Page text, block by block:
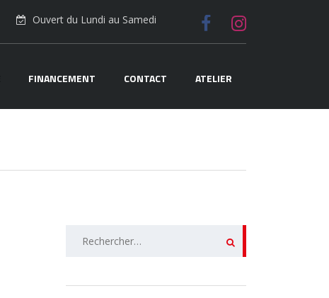
Ouvert du Lundi au Samedi
FINANCEMENT CONTACT ATELIER